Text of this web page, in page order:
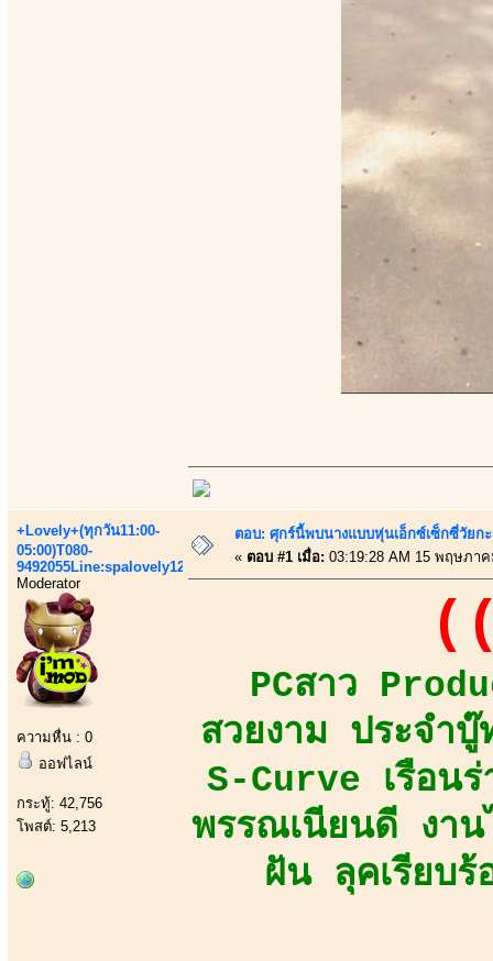
+Lovely+(ทุกวัน11:00-
05:00)T080-
9492055Line:spalovely123
Moderator
ความหื่น : 0
ออฟไลน์
กระทู้: 42,756
โพสต์: 5,213
ตอบ: ศุกร์นี้พบนางแบบหุ่นเอ็กซ์เซ็กซี่วัย
« ตอบ #1 เมื่อ: 03:19:28 AM 15 พฤษภา
PCสาว
สวยงาม ประจำ
S-Curve เรือน
พรรณเนียนดี งาน
ฝัน ลุคเรียบ